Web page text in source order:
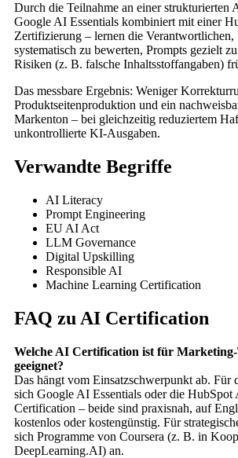
Durch die Teilnahme an einer strukturierten
Google AI Essentials kombiniert mit einer
Zertifizierung – lernen die
systematisch zu bewerten, Prompts gezielt
Risiken (z. B. falsche Inhaltsstoffangaben)
Das messbare Ergebnis: Weniger
Produktseitenproduktion und ein
Markenton – bei gleichzeitig reduziertem
unkontrollierte KI-Ausgaben.
Verwandte Begriffe
AI Literacy
Prompt Engineering
EU AI Act
LLM Governance
Digital Upskilling
Responsible AI
Machine Learning Certification
FAQ zu AI Certification
Welche AI Certification ist für Marketing-
geeignet?
Das hängt vom Einsatzschwerpunkt ab. Für
sich Google AI Essentials oder die
Certification – beide sind praxisnah, auf
kostenlos oder kostengünstig. Für
sich Programme von Coursera (z. B. in
DeepLearning.AI) an.